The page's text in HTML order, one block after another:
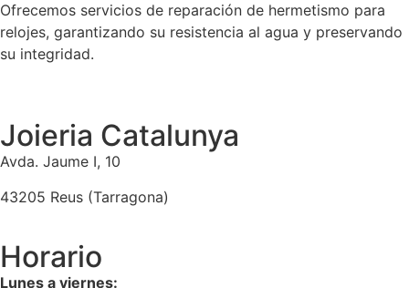
Ofrecemos servicios de reparación de hermetismo para
relojes, garantizando su resistencia al agua y preservando
su integridad.
Joieria Catalunya
Avda. Jaume I, 10
43205 Reus (Tarragona)
Horario
Lunes a viernes: